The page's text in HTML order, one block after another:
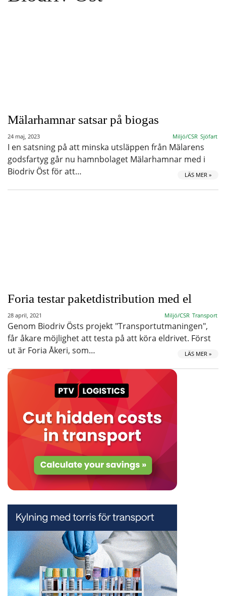
Mälarhamnar satsar på biogas
24 maj, 2023 Miljö/CSR Sjöfart
I en satsning på att minska utsläppen från Mälarens
godsfartyg går nu hamnbolaget Mälarhamnar med i
Biodriv Öst för att…
LÄS MER »
Foria testar paketdistribution med el
28 april, 2021 Miljö/CSR Transport
Genom Biodriv Östs projekt "Transportutmaningen",
får åkare möjlighet att testa på att köra eldrivet. Först
ut är Foria Åkeri, som…
LÄS MER »